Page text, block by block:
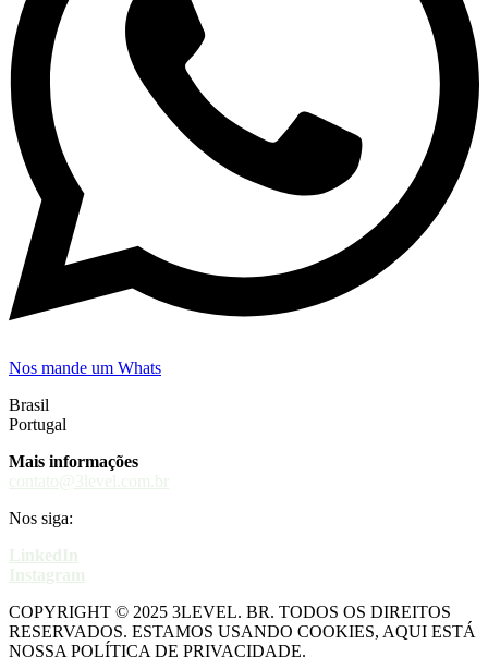
Nos mande um Whats
Brasil
Portugal
Mais informações
contato@3level.com.br
Nos siga:
LinkedIn
Instagram
COPYRIGHT © 2025 3LEVEL. BR. TODOS OS DIREITOS
RESERVADOS. ESTAMOS USANDO COOKIES, AQUI ESTÁ
NOSSA POLÍTICA DE PRIVACIDADE.